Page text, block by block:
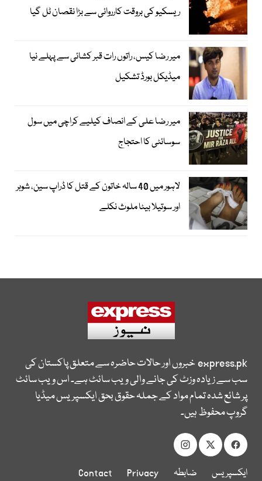
ریسکیو کی بروقت کارروائی سے بڑا نقصان ٹل گیا
میر رضا کیس، راتوں رات قبر کشائی سے پہلے نیا
میڈیکل بورڈ تشکیل
میر رضا علی کے انصاف کیلیے کراچی میں سول
سوسائٹی کا احتجاج
لاہور میں 40 سالہ خاتون کے قتل کا ڈراپ سین، شوہر
اور سوتیلا بیٹا ملوث نکلے
express.pkخبروں اور حالات حاضرہ سے متعلق پاکستان کی
سب سے زیادہ وزٹ کی جانے والی ویب سائٹ ہے۔ اس ویب سائٹ
پر شائع شدہ تمام مواد کے جملہ حقوق بحق ایکسپریس میڈیا
گروپ محفوظ ہیں۔
ایکسپریس
ضابطہ
Privacy
Contact